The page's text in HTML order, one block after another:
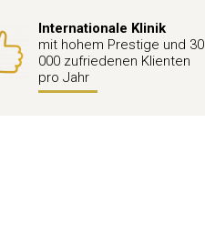
Internationale Klinik
mit hohem Prestige und 30
000 zufriedenen Klienten
pro Jahr